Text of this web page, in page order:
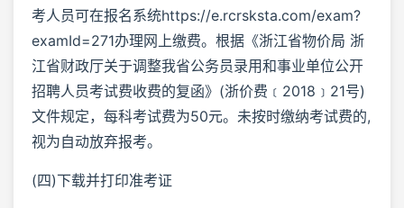
考人员可在报名系统https://e.rcrsksta.com/exam?
examId=271办理网上缴费。根据《浙江省物价局 浙
江省财政厅关于调整我省公务员录用和事业单位公开
招聘人员考试费收费的复函》(浙价费﹝2018﹞21号)
文件规定，每科考试费为50元。未按时缴纳考试费的,
视为自动放弃报考。
(四)下载并打印准考证